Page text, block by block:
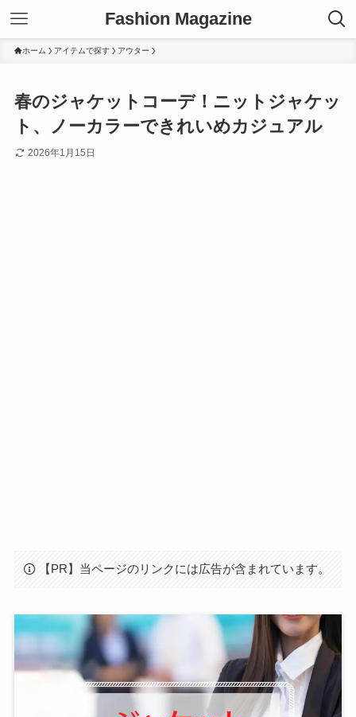
Fashion Magazine
ホーム アイテムで探す アウター
春のジャケットコーデ！ニットジャケッ
ト、ノーカラーできれいめカジュアル
2026年1月15日
【PR】当ページのリンクには広告が含まれています。